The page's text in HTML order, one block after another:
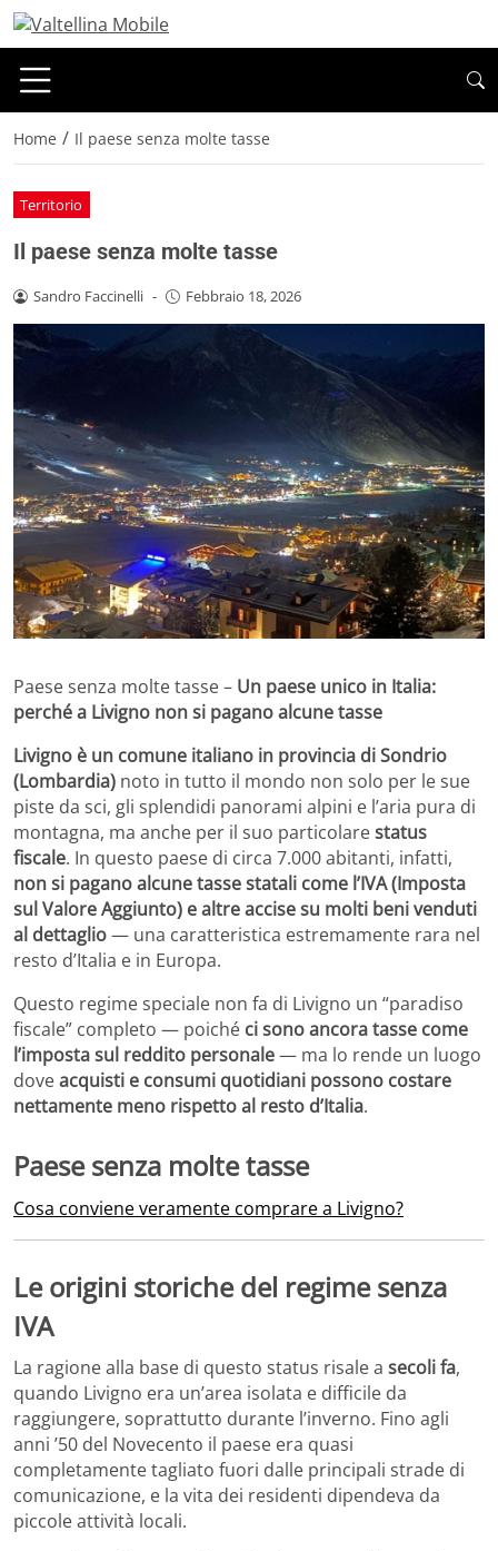
Home / Il paese senza molte tasse
Territorio
Il paese senza molte tasse
Sandro Faccinelli - Febbraio 18, 2026
Paese senza molte tasse – Un paese unico in Italia:
perché a Livigno non si pagano alcune tasse
Livigno è un comune italiano in provincia di Sondrio
(Lombardia) noto in tutto il mondo non solo per le sue
piste da sci, gli splendidi panorami alpini e l’aria pura di
montagna, ma anche per il suo particolarestatus
fiscale. In questo paese di circa 7.000 abitanti, infatti,
non si pagano alcune tasse statali come l’IVA (Imposta
sul Valore Aggiunto) e altre accise su molti beni venduti
al dettaglio— una caratteristica estremamente rara nel
resto d’Italia e in Europa.
Questo regime speciale non fa di Livigno un “paradiso
fiscale” completo — poiché ci sono ancora tasse come
l’imposta sul reddito personale— ma lo rende un luogo
doveacquisti e consumi quotidiani possono costare
nettamente meno rispetto al resto d’Italia.
Paese senza molte tasse
Cosa conviene veramente comprare a Livigno?
Le origini storiche del regime senza
IVA
La ragione alla base di questo status risale a secoli fa,
quando Livigno era un’area isolata e difficile da
raggiungere, soprattutto durante l’inverno. Fino agli
anni ’50 del Novecento il paese era quasi
completamente tagliato fuori dalle principali strade di
comunicazione, e la vita dei residenti dipendeva da
piccole attività locali.